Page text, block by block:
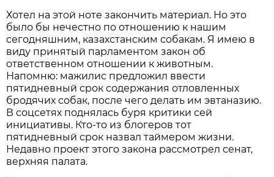
Хотел на этой ноте закончить материал. Но это
было бы нечестно по отношению к нашим
сегодняшним, казахстанским собакам. Я имею в
виду принятый парламентом закон об
ответственном отношении к животным.
Напомню: мажилис предложил ввести
пятидневный срок содержания отловленных
бродячих собак, после чего делать им эвтаназию.
В соцсетях поднялась буря критики сей
инициативы. Кто-то из блогеров тот
пятидневный срок назвал таймером жизни.
Недавно проект этого закона рассмотрел сенат,
верхняя палата.